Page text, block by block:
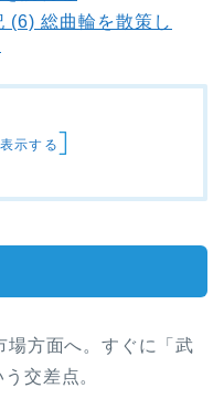
(6) 総曲輪を散策し
示する]
場方面へ。すぐに「武
交差点。